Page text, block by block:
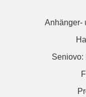
Anhänger-
Seniovo: